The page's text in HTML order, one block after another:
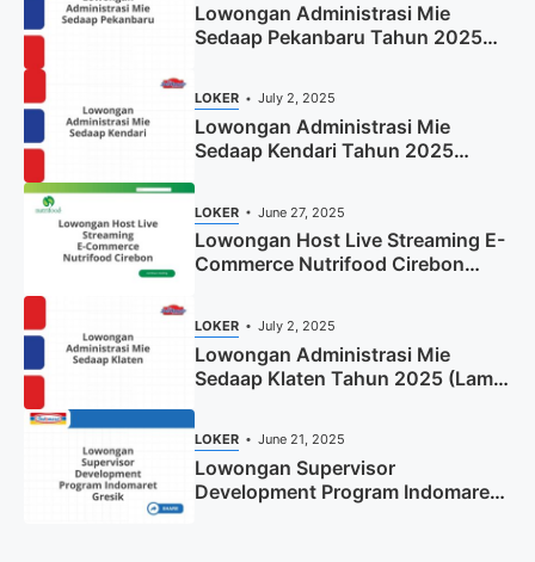
Lowongan Administrasi Mie
Sedaap Pekanbaru Tahun 2025
LOKER July 2, 2025
Lowongan Administrasi Mie
Sedaap Kendari Tahun 2025
LOKER June 27, 2025
Lowongan Host Live Streaming E-
Commerce Nutrifood Cirebon
LOKER July 2, 2025
Lowongan Administrasi Mie
Sedaap Klaten Tahun 2025 (Lamar
LOKER June 21, 2025
Lowongan Supervisor
Development Program Indomaret